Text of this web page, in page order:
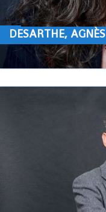
DESARTHE, AGNÈS